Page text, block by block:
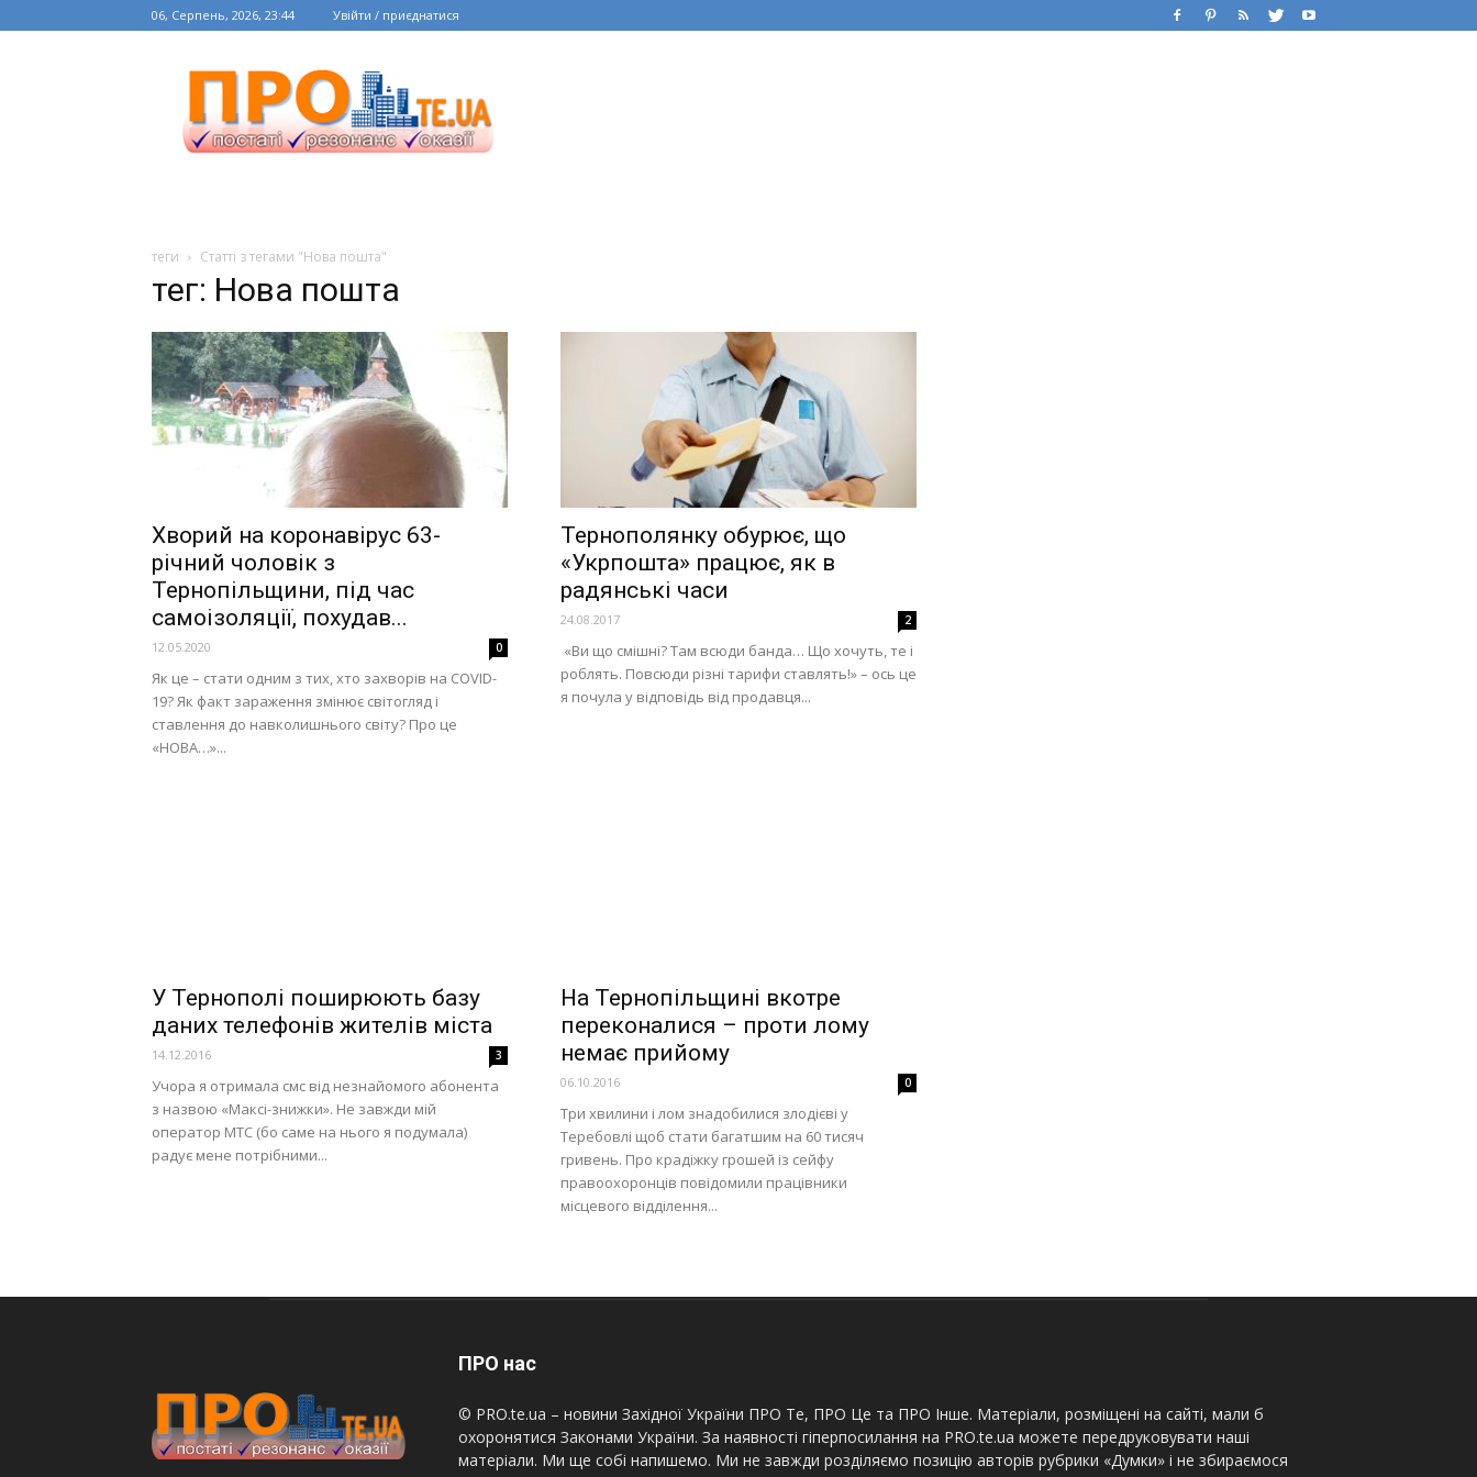
06, Серпень, 2026, 23:44 Увійти / приєднатися
теги Статті з тегами "Нова пошта"
тег: Нова пошта
Хворий на коронавірус 63-
річний чоловік з
Тернопільщини, під час
самоізоляції, похудав...
12.05.2020 0
Як це – стати одним з тих, хто захворів на COVID-
19? Як факт зараження змінює світогляд і
ставлення до навколишнього світу? Про це
«НОВА…»...
Тернополянку обурює, що
«Укрпошта» працює, як в
радянські часи
24.08.2017 2
«Ви що смішні? Там всюди банда… Що хочуть, те і
роблять. Повсюди різні тарифи ставлять!» – ось це
я почула у відповідь від продавця...
У Тернополі поширюють базу
даних телефонів жителів міста
14.12.2016 3
Учора я отримала смс від незнайомого абонента
з назвою «Максі-знижки». Не завжди мій
оператор МТС (бо саме на нього я подумала)
радує мене потрібними...
На Тернопільщині вкотре
переконалися – проти лому
немає прийому
06.10.2016 0
Три хвилини і лом знадобилися злодієві у
Теребовлі щоб стати багатшим на 60 тисяч
гривень. Про крадіжку грошей із сейфу
правоохоронців повідомили працівники
місцевого відділення...
ПРО нас
© PRO.te.ua – новини Західної України ПРО Те, ПРО Це та ПРО Інше. Матеріали, розміщені на сайті, мали б
охоронятися Законами України. За наявності гіперпосилання на PRO.te.ua можете передруковувати наші
матеріали. Ми ще собі напишемо. Ми не завжди розділяємо позицію авторів рубрики «Думки» і не збираємося